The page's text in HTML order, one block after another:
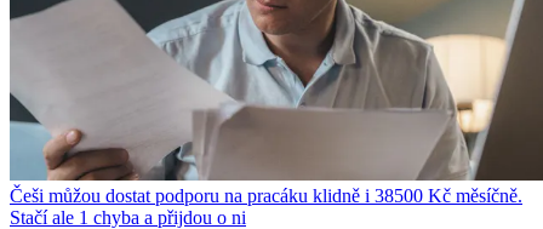
Češi můžou dostat podporu na pracáku klidně i 38500 Kč měsíčně.
Stačí ale 1 chyba a přijdou o ni